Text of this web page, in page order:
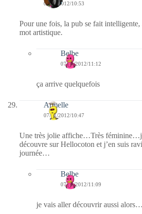
07/01/2012/10:53
Pour une fois, la pub se fait intelligente,
mot artistique.
Belbe
07/01/2012/11:12
ça arrive quelquefois
Armelle
07/01/2012/10:47
Une très jolie affiche…Très
découvre sur Hellocoton et j’en suis
journée…
Belbe
07/01/2012/11:09
je vais aller découvrir aussi alors…